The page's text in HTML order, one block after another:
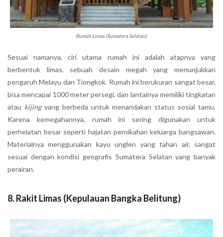
Rumah Limas (Sumatera Selatan)
Sesuai namanya, ciri utama rumah ini adalah atapnya yang
berbentuk limas, sebuah desain megah yang menunjukkan
pengaruh Melayu dan Tiongkok. Rumah ini berukuran sangat besar,
bisa mencapai 1000 meter persegi, dan lantainya memiliki tingkatan
atau kijingyang berbeda untuk menandakan status sosial tamu.
Karena kemegahannya, rumah ini sering digunakan untuk
perhelatan besar seperti hajatan pernikahan keluarga bangsawan.
Materialnya menggunakan kayu unglen yang tahan air, sangat
sesuai dengan kondisi geografis Sumatera Selatan yang banyak
perairan.
8.Rakit Limas (Kepulauan Bangka Belitung)